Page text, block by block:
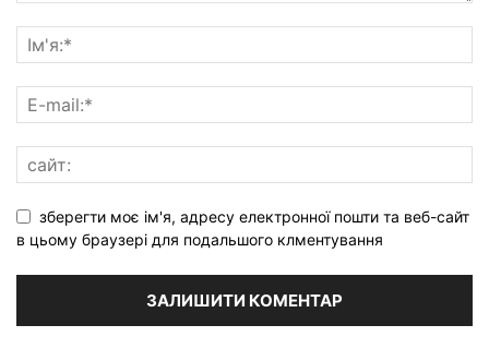
зберегти моє ім'я, адресу електронної пошти та веб-сайт
в цьому браузері для подальшого клментування